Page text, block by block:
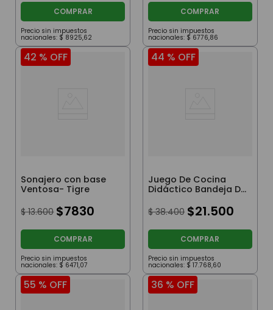
COMPRAR
Precio sin impuestos
nacionales: $ 8925,62
COMPRAR
Precio sin impuestos
nacionales: $ 6776,86
42 % OFF
Sonajero con base
Ventosa- Tigre
$ 13.600 $7830
COMPRAR
Precio sin impuestos
nacionales: $ 6471,07
44 % OFF
Juego De Cocina
Didáctico Bandeja De
$ 38.400 $21.500
COMPRAR
Precio sin impuestos
nacionales: $ 17.768,60
55 % OFF 36 % OFF